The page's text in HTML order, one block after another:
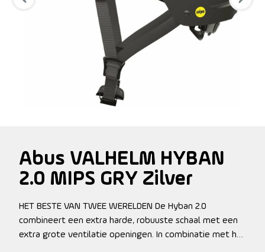
Abus VALHELM HYBAN
2.0 MIPS GRY Zilver
HET BESTE VAN TWEE WERELDEN De Hyban 2.0
combineert een extra harde, robuuste schaal met een
extra grote ventilatie openingen. In combinatie met het